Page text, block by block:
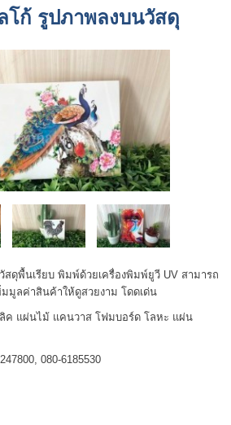
โก้ รูปภาพลงบนวัสดุ
ดุพื้นเรียบ พิมพ์ด้วยเครื่องพิมพ์ยูวี UV สามารถ
มูลค่าสินค้าให้ดูสวยงาม โดดเด่น
ค แผ่นไม้ แคนวาส โฟมบอร์ด โลหะ แผ่น
080-6185530